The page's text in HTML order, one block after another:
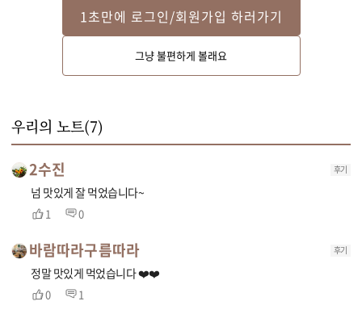
냄비에 무와 양파를 깔은 후 모듬전을 보기 좋게 돌려 담고 다시마 멸치육수
를 넣어 끓여주세요.
1초만에 로그인/회원가입 하러가기
그냥 불편하게 볼래요
우리의 노트(7)
2수진 후기
넘 맛있게 잘 먹었습니다~
1 0
바람따라구름따라 후기
정말 맛있게 먹었습니다 ❤️❤️
0 1